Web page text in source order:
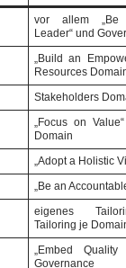
vor allem „Be
Leader“ und
„Build an
Resources
Stakeholders
„Focus on
Domain
„Adopt a Holistic
„Be an
eigenes
Tailoring je
„Embed
Governance